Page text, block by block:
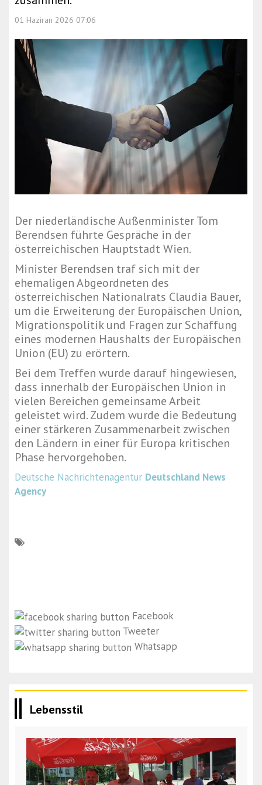
01 Haziran 2026 07:06
Der niederländische Außenminister Tom
Berendsen führte Gespräche in der
österreichischen Hauptstadt Wien.
Minister Berendsen traf sich mit der
ehemaligen Abgeordneten des
österreichischen Nationalrats Claudia Bauer,
um die Erweiterung der Europäischen Union,
Migrationspolitik und Fragen zur Schaffung
eines modernen Haushalts der Europäischen
Union (EU) zu erörtern.
Bei dem Treffen wurde darauf hingewiesen,
dass innerhalb der Europäischen Union in
vielen Bereichen gemeinsame Arbeit
geleistet wird. Zudem wurde die Bedeutung
einer stärkeren Zusammenarbeit zwischen
den Ländern in einer für Europa kritischen
Phase hervorgehoben.
Deutsche Nachrichtenagentur Deutschland News
Agency
Facebook
Tweeter
Whatsapp
Lebensstil